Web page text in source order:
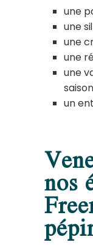
une
une
une
une
une
un
nos